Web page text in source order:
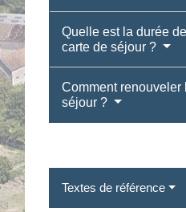
Quelle est la durée
carte de séjour ?
Comment renouveler
séjour ?
Textes de référence